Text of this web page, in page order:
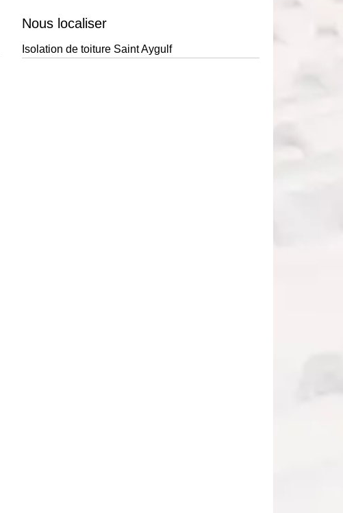
Nous localiser
Isolation de toiture Saint Aygulf